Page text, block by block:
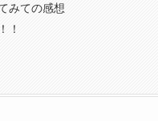
みての感想
！